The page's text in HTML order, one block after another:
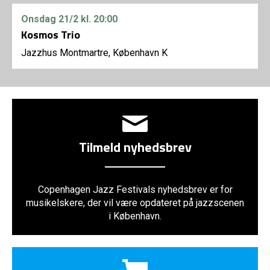
Onsdag 21/2 kl. 20:00
Kosmos Trio
Jazzhus Montmartre, København K
Tilmeld nyhedsbrev
Copenhagen Jazz Festivals nyhedsbrev er for
musikelskere, der vil være opdateret på jazzscenen
i København.